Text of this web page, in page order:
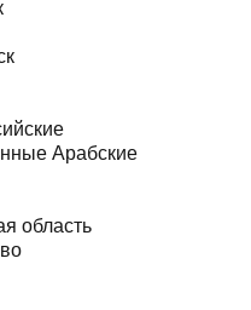
Арабские
область